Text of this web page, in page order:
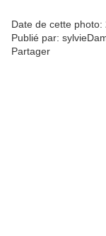
Date de cette photo:
Publié par:
Partager